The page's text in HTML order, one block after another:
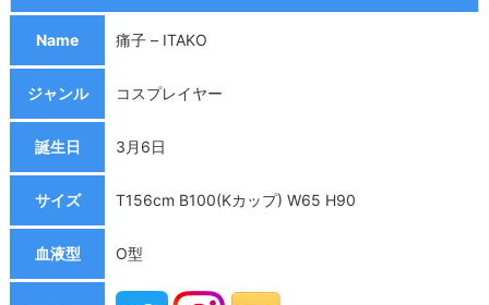
Name 痛子 – ITAKO
ジャンル コスプレイヤー
誕生日 3月6日
サイズ T156cm B100(Kカップ) W65 H90
血液型 O型